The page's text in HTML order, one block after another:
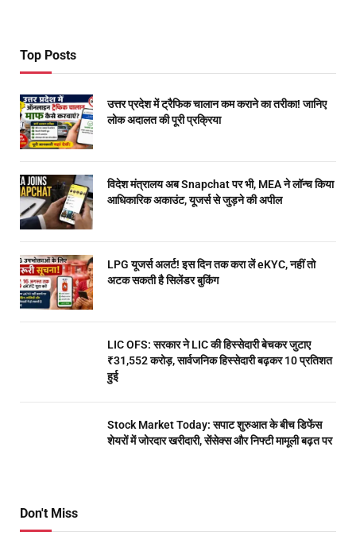
Top Posts
उत्तर प्रदेश में ट्रैफिक चालान कम कराने का तरीका! जानिए
लोक अदालत की पूरी प्रक्रिया
विदेश मंत्रालय अब Snapchat पर भी, MEA ने लॉन्च किया
आधिकारिक अकाउंट, यूजर्स से जुड़ने की अपील
LPG यूजर्स अलर्ट! इस दिन तक करा लें eKYC, नहीं तो
अटक सकती है सिलेंडर बुकिंग
LIC OFS: सरकार ने LIC की हिस्सेदारी बेचकर जुटाए
₹31,552 करोड़, सार्वजनिक हिस्सेदारी बढ़कर 10 प्रतिशत
हुई
Stock Market Today: सपाट शुरुआत के बीच डिफेंस
शेयरों में जोरदार खरीदारी, सेंसेक्स और निफ्टी मामूली बढ़त पर
Don't Miss